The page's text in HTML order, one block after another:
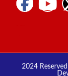
2024